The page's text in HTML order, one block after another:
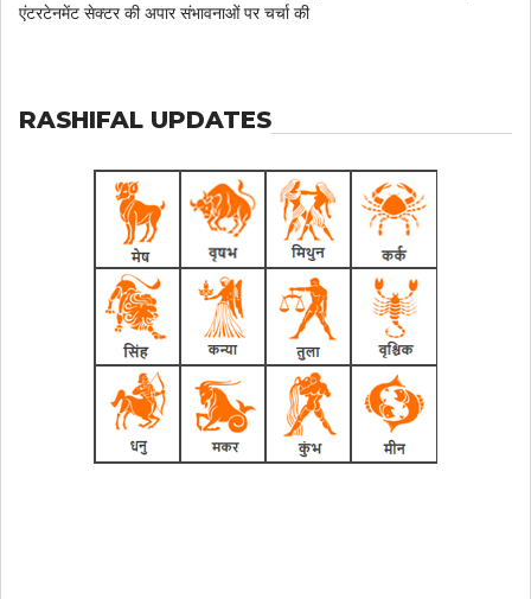
एंटरटेनमेंट सेक्टर की अपार संभावनाओं पर चर्चा की
RASHIFAL UPDATES